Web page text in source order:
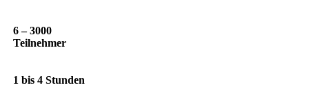
6 – 3000
Teilnehmer
1 bis 4 Stunden